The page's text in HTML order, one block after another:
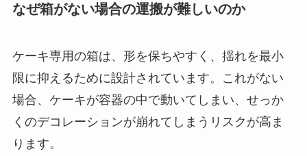
なぜ箱がない場合の運搬が難しいのか
ケーキ専用の箱は、形を保ちやすく、揺れを最小
限に抑えるために設計されています。これがない
場合、ケーキが容器の中で動いてしまい、せっか
くのデコレーションが崩れてしまうリスクが高ま
ります。